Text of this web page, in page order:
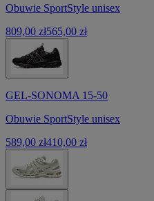
Obuwie SportStyle unisex
809,00 zł565,00 zł
GEL-SONOMA 15-50
Obuwie SportStyle unisex
589,00 zł410,00 zł